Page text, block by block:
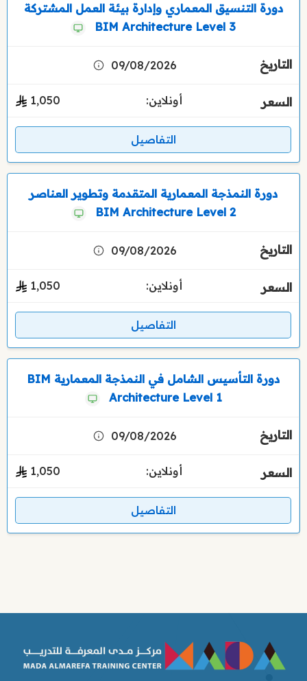
دورة التنسيق المعماري وإدارة بيئة العمل المشتركة
BIM Architecture Level 3
09/08/2026
أونلاين: 1٬050
التفاصيل
دورة النمذجة المعمارية المتقدمة وتطوير العناصر
BIM Architecture Level 2
09/08/2026
أونلاين: 1٬050
التفاصيل
دورة التأسيس الشامل في النمذجة المعمارية BIM
Architecture Level 1
09/08/2026
أونلاين: 1٬050
التفاصيل